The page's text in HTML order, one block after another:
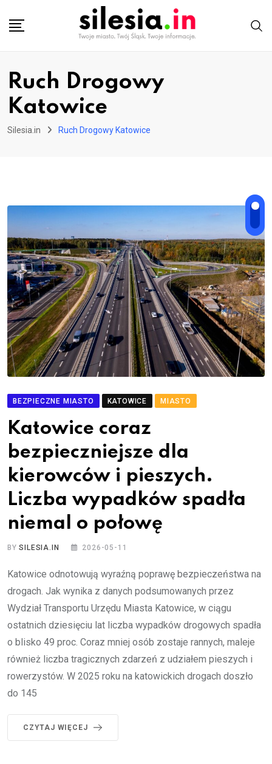
Ruch Drogowy
Katowice
Silesia.in Ruch Drogowy Katowice
BEZPIECZNE MIASTO KATOWICE MIASTO
Katowice coraz
bezpieczniejsze dla
kierowców i pieszych.
Liczba wypadków spadła
niemal o połowę
BYSILESIA.IN 2026-05-11
Katowice odnotowują wyraźną poprawę bezpieczeństwa na
drogach. Jak wynika z danych podsumowanych przez
Wydział Transportu Urzędu Miasta Katowice, w ciągu
ostatnich dziesięciu lat liczba wypadków drogowych spadła
o blisko 49 proc. Coraz mniej osób zostaje rannych, maleje
również liczba tragicznych zdarzeń z udziałem pieszych i
rowerzystów. W 2025 roku na katowickich drogach doszło
do 145
CZYTAJ WIĘCEJ